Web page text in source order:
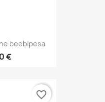
beebipesa
€
favorite_border